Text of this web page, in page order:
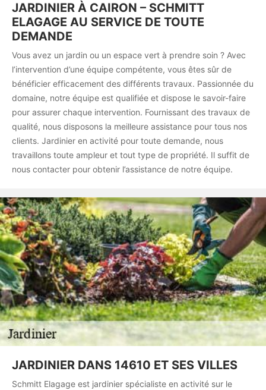
JARDINIER À CAIRON – SCHMITT
ELAGAGE AU SERVICE DE TOUTE
DEMANDE
Vous avez un jardin ou un espace vert à prendre soin ? Avec
l’intervention d’une équipe compétente, vous êtes sûr de
bénéficier efficacement des différents travaux. Passionnée du
domaine, notre équipe est qualifiée et dispose le savoir-faire
pour assurer chaque intervention. Fournissant des travaux de
qualité, nous disposons la meilleure assistance pour tous nos
clients. Jardinier en activité pour toute demande, nous
travaillons toute ampleur et tout type de propriété. Il suffit de
nous contacter pour obtenir l’assistance de notre équipe.
JARDINIER DANS 14610 ET SES VILLES
Schmitt Elagage est jardinier spécialiste en activité sur le